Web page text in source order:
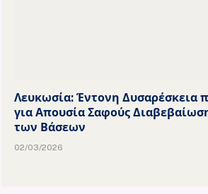
Λευκωσία: Έντονη Δυσαρέσκεια
για Απουσία Σαφούς
των Βάσεων
02/03/2026